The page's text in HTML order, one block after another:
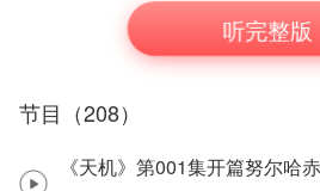
听完整版
节目（208）